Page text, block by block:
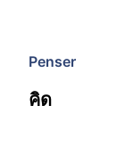
Penser
คิด